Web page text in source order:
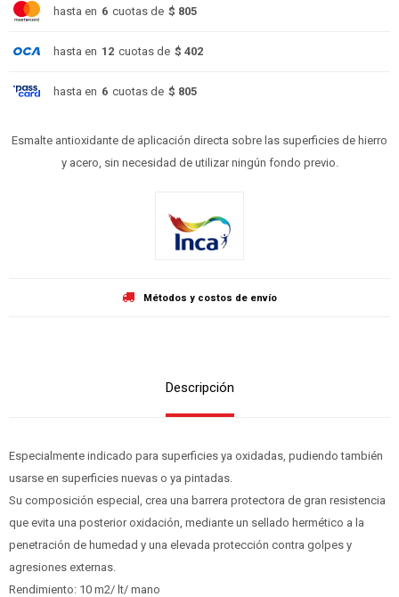
hasta en 6 cuotas de $ 805
hasta en 12 cuotas de $ 402
hasta en 6 cuotas de $ 805
Esmalte antioxidante de aplicación directa sobre las superficies de hierro
y acero, sin necesidad de utilizar ningún fondo previo.
Métodos y costos de envío
Descripción
Especialmente indicado para superficies ya oxidadas, pudiendo también
usarse en superficies nuevas o ya pintadas.
Su composición especial, crea una barrera protectora de gran resistencia
que evita una posterior oxidación, mediante un sellado hermético a la
penetración de humedad y una elevada protección contra golpes y
agresiones externas.
Rendimiento: 10 m2/ lt/ mano